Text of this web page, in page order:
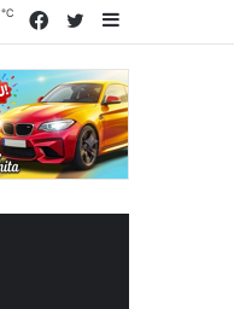
Sidebar
Twitter
Facebook
℃